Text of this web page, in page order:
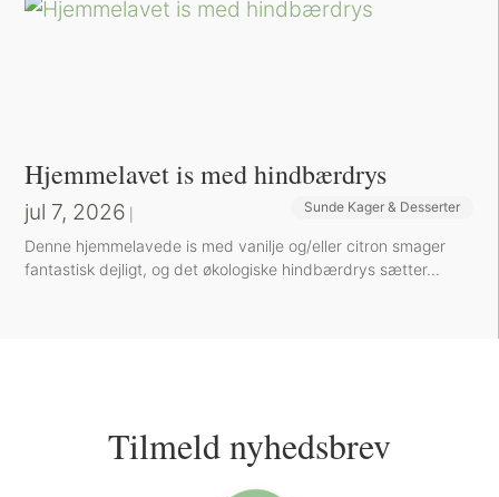
Hjemmelavet is med hindbærdrys
jul 7, 2026 Sunde Kager & Desserter
Denne hjemmelavede is med vanilje og/eller citron smager
fantastisk dejligt, og det økologiske hindbærdrys sætter...
Tilmeld nyhedsbrev